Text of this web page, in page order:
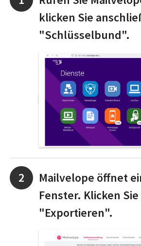
klicken Sie
"Schlüsselbund".
Mailvelope öffnet
Fenster. Klicken
"Exportieren".